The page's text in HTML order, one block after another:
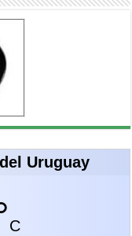
Uruguay
C